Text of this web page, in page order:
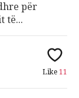
për
të...
Like 11